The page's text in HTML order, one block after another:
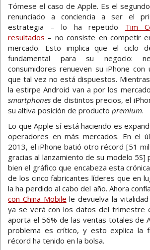
Tómese el caso de Apple. Es el
renunciado a conciencia a ser el
estrategia – lo ha repetido Tim
resultados – no consiste en competir
mercado. Esto implica que el ciclo
fundamental para su negocio:
consumidores renueven su iPhone con
que tal vez no está dispuestos.
la estirpe Android van a por los
smartphones de distintos precios, el
su altiva posición de producto premium.
Lo que Apple sí está haciendo es
operadores en más mercados. En el
2013, el iPhone batió otro récord [51
gracias al lanzamiento de su modelo
bien el gráfico que encabeza esta
de los cinco fabricantes líderes que en
la ha perdido al cabo del año. Ahora
con China Mobile le devuelva la
ya se verá con los datos del trimestre
aporta el 56% de las ventas totales de
problema es crítico, y esto explica la
récord ha tenido en la bolsa.